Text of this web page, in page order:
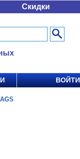
Скидки
ВОЙТИ